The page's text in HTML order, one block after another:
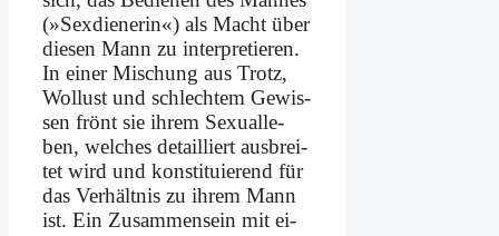
(»Sex­die­ne­rin«) als Macht über
die­sen Mann zu in­ter­pre­tie­ren.
In ei­ner Mi­schung aus Trotz,
Wol­lust und schlech­tem Ge­wis­
sen frönt sie ih­rem Se­xu­al­le­
ben, wel­ches de­tail­liert aus­brei­
tet wird und kon­sti­tu­ie­rend für
das Ver­hält­nis zu ih­rem Mann
ist. Ein Zu­sam­men­sein mit ei­